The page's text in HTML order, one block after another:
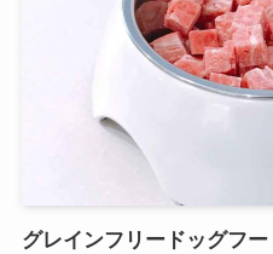
グレインフリードッグフ